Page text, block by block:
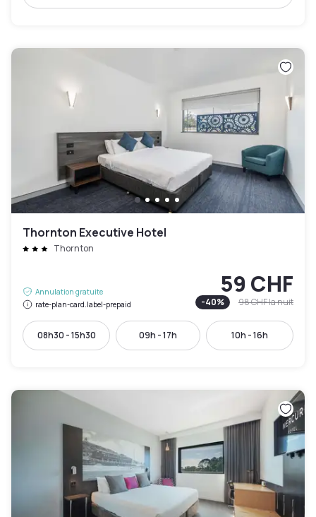
Thornton Executive Hotel
Thornton
Annulation gratuite
rate-plan-card.label-prepaid
59 CHF
-40% 98 CHFla nuit
08h30 - 15h30 09h - 17h 10h - 16h